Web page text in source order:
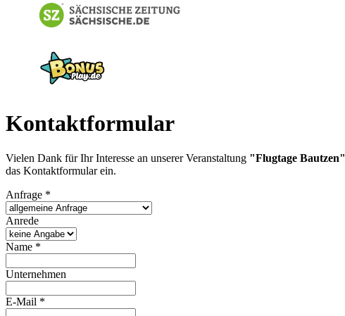
Kontaktformular
Vielen Dank für Ihr Interesse an unserer Veranstaltung "Flugtage Bautzen"
das Kontaktformular ein.
Anfrage *
Anrede
Name *
Unternehmen
E-Mail *